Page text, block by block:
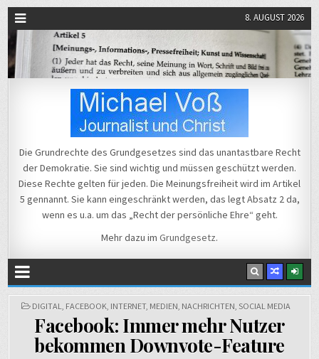
8. AUGUST 2026
Michael Voß
Die Grundrechte des Grundgesetzes sind das unantastbare Recht
der Demokratie. Sie sind wichtig und müssen geschützt werden.
Diese Rechte gelten für jeden. Die Meinungsfreiheit wird im Artikel
5 gennannt. Sie kann eingeschränkt werden, das legt Absatz 2 da,
wenn es u.a. um das „Recht der persönliche Ehre“ geht.
Mehr dazu im Grundgesetz.
POSTED
DIGITAL, FACEBOOK, INTERNET, MEDIEN, NACHRICHTEN, SOCIAL MEDIA
Facebook: Immer mehr Nutzer
bekommen Downvote-Feature